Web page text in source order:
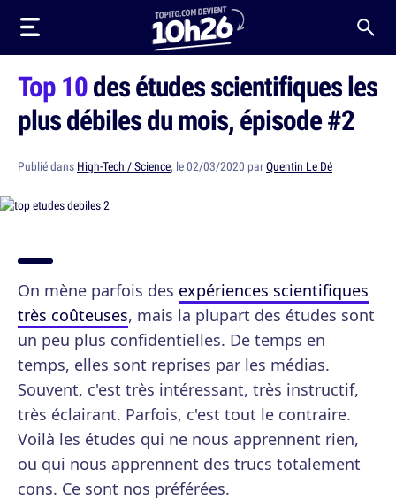
Top 10des études scientifiques les
plus débiles du mois, épisode #2
Publié dans High-Tech / Science, le 02/03/2020 parQuentin Le Dé
On mène parfois des expériences scientifiques
très coûteuses, mais la plupart des études sont
un peu plus confidentielles. De temps en
temps, elles sont reprises par les médias.
Souvent, c'est très intéressant, très instructif,
très éclairant. Parfois, c'est tout le contraire.
Voilà les études qui ne nous apprennent rien,
ou qui nous apprennent des trucs totalement
cons. Ce sont nos préférées.